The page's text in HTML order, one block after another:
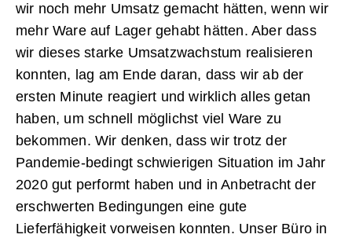
wir noch mehr Umsatz gemacht hätten, wenn wir
mehr Ware auf Lager gehabt hätten. Aber dass
wir dieses starke Umsatzwachstum realisieren
konnten, lag am Ende daran, dass wir ab der
ersten Minute reagiert und wirklich alles getan
haben, um schnell möglichst viel Ware zu
bekommen. Wir denken, dass wir trotz der
Pandemie-­bedingt schwierigen Situation im Jahr
2020 gut performt haben und in Anbetracht der
erschwerten Bedingungen ­eine gute
Lieferfähigkeit vorweisen konnten. Unser Büro in